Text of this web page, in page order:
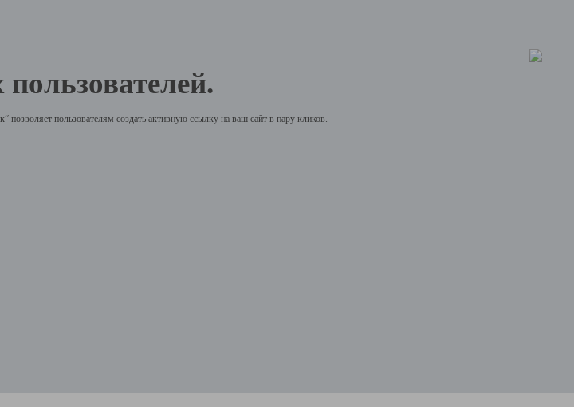
пользователям создать активную ссылку на ваш сайт в пару кликов.